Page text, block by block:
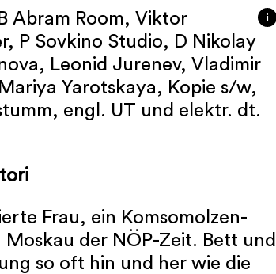
i
Abram Room, Viktor
P Sovkino Studio, D Nikolay
Leonid Jurenev, Vladimir
Yarotskaya, Kopie s/w,
engl. UT und elektr. dt.
Frau, ein Komsomolzen-
der NÖP-Zeit. Bett und
so oft hin und her wie die